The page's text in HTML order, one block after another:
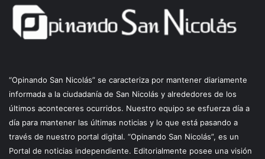
“Opinando San Nicolás” se caracteriza por mantener diariamente
informada a la ciudadanía de San Nicolás y alrededores de los
últimos aconteceres ocurridos. Nuestro equipo se esfuerza día a
día para mantener las últimas noticias y lo que está pasando a
través de nuestro portal digital. “Opinando San Nicolás”, es un
Portal de noticias independiente. Editorialmente posee una visión